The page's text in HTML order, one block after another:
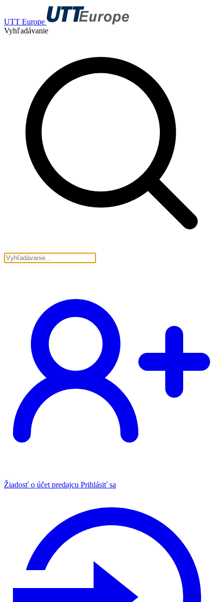
UTT Europe
Vyhľadávanie
Žiadosť o účet predajcu Prihlásiť sa